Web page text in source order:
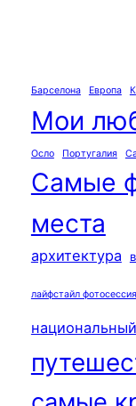
Барселона Европа
Мои
Осло Португалия
Самые
места
архитектура
лайфстайл фотосессия